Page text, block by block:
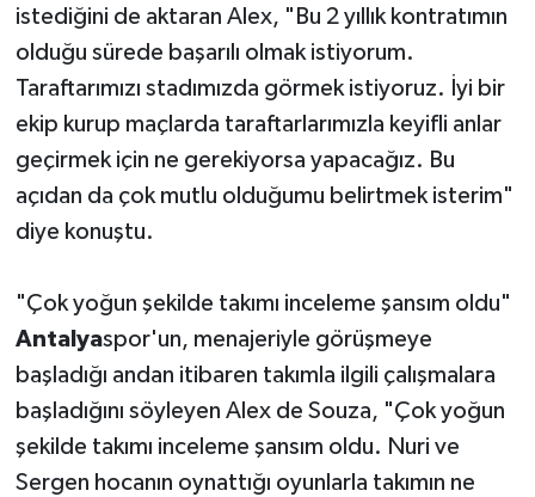
istediğini de aktaran Alex, "Bu 2 yıllık kontratımın
olduğu sürede başarılı olmak istiyorum.
Taraftarımızı stadımızda görmek istiyoruz. İyi bir
ekip kurup maçlarda taraftarlarımızla keyifli anlar
geçirmek için ne gerekiyorsa yapacağız. Bu
açıdan da çok mutlu olduğumu belirtmek isterim"
diye konuştu.
"Çok yoğun şekilde takımı inceleme şansım oldu"
Antalyaspor'un, menajeriyle görüşmeye
başladığı andan itibaren takımla ilgili çalışmalara
başladığını söyleyen Alex de Souza, "Çok yoğun
şekilde takımı inceleme şansım oldu. Nuri ve
Sergen hocanın oynattığı oyunlarla takımın ne